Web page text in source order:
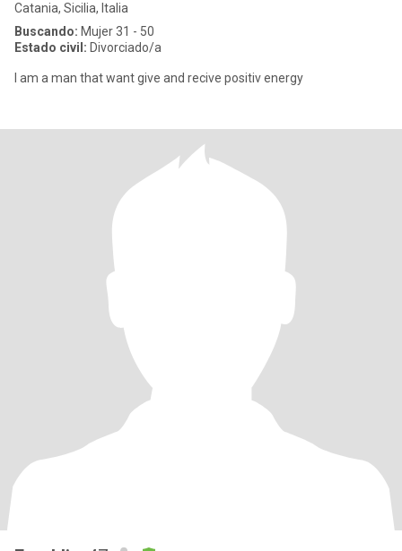
Catania, Sicilia, Italia
Buscando: Mujer 31 - 50
Estado civil: Divorciado/a
I am a man that want give and recive positiv energy